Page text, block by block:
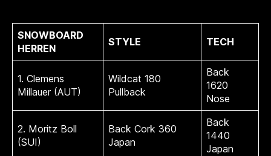
SNOWBOARD
HERREN
STYLE TECH
1. Clemens
Millauer (AUT)
Wildcat 180
Pullback
Back
1620
Nose
2. Moritz Boll
(SUI)
Back Cork 360
Japan
Back
1440
Japan